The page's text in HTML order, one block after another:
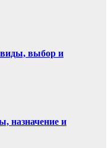
выбор и
назначение и